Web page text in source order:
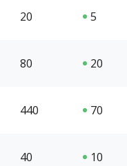
20 5
80 20
440 70
40 10